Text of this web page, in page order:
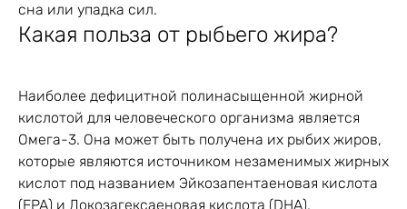
сна или упадка сил.
Какая польза от рыбьего жира?
Наиболее дефицитной полинасыщенной жирной
кислотой для человеческого организма является
Омега-3. Она может быть получена их рыбих жиров,
которые являются источником незаменимых жирных
кислот под названием Эйкозапентаеновая кислота
(EPA) и Докозагексаеновая кислота (DHA).